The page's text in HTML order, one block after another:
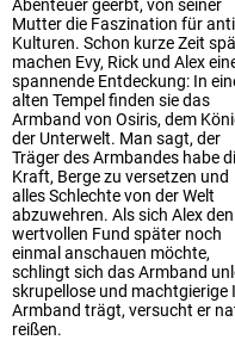
Abenteuer geerbt, von seiner
Mutter die Faszination für
Kulturen. Schon kurze Zeit
machen Evy, Rick und Alex
spannende Entdeckung: In
alten Tempel finden sie das
Armband von Osiris, dem
der Unterwelt. Man sagt, der
Träger des Armbandes habe
Kraft, Berge zu versetzen und
alles Schlechte von der Welt
abzuwehren. Als sich Alex den
wertvollen Fund später noch
einmal anschauen möchte,
schlingt sich das Armband
skrupellose und
Armband trägt, versucht er
reißen.